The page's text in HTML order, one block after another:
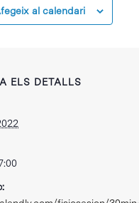
al calendari
ELS DETALLS